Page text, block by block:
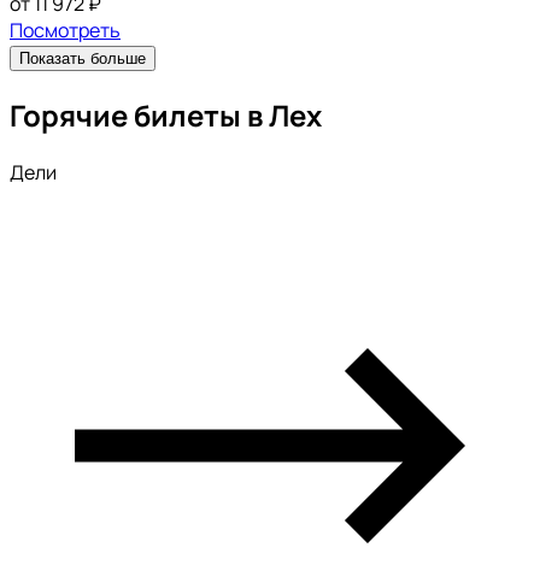
Посмотреть
Показать больше
Горячие билеты в Лех
Дели